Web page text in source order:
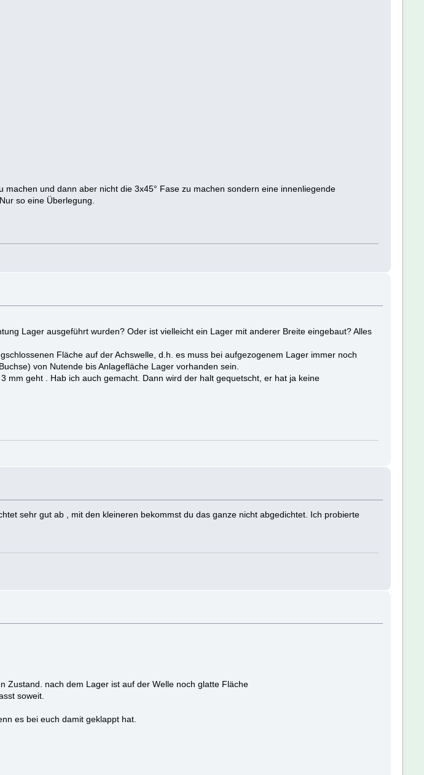
und dann aber nicht die 3x45° Fase zu machen sondern eine innenliegende
so eine Überlegung.
Lager ausgeführt wurden? Oder ist vielleicht ein Lager mit anderer Breite eingebaut? Alles
Fläche auf der Achswelle, d.h. es muss bei aufgezogenem Lager immer noch
von Nutende bis Anlagefläche Lager vorhanden sein.
mm geht . Hab ich auch gemacht. Dann wird der halt gequetscht, er hat ja keine
sehr gut ab , mit den kleineren bekommst du das ganze nicht abgedichtet. Ich probierte
Zustand. nach dem Lager ist auf der Welle noch glatte Fläche
soweit.
es bei euch damit geklappt hat.